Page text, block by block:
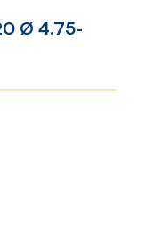
Ø 4.75-